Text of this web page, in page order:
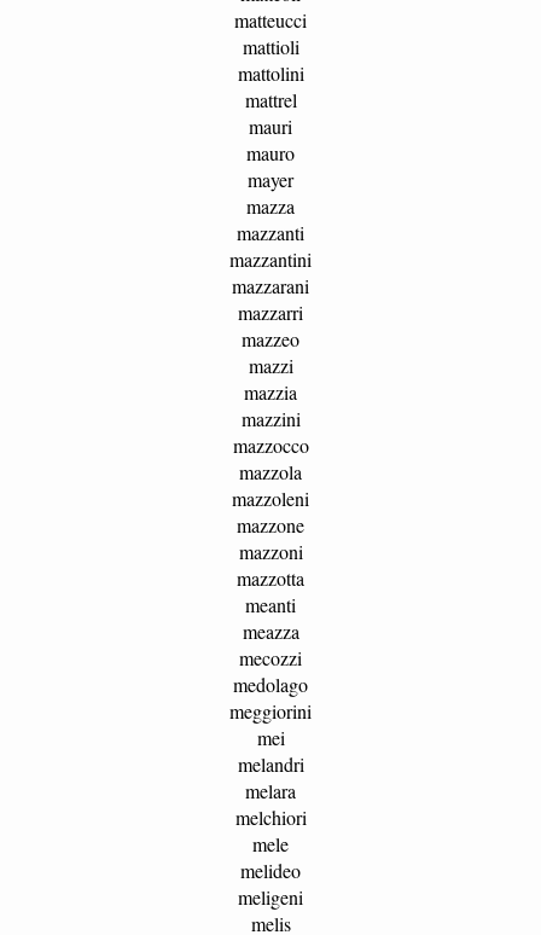
matteucci
mattioli
mattolini
mattrel
mauri
mauro
mayer
mazza
mazzanti
mazzantini
mazzarani
mazzarri
mazzeo
mazzi
mazzia
mazzini
mazzocco
mazzola
mazzoleni
mazzone
mazzoni
mazzotta
meanti
meazza
mecozzi
medolago
meggiorini
mei
melandri
melara
melchiori
mele
melideo
meligeni
melis